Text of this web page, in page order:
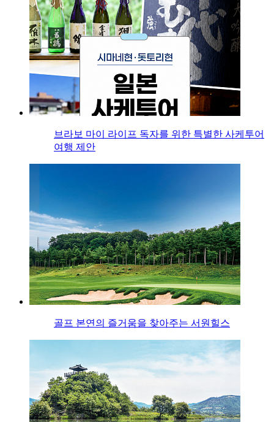
브라보 마이 라이프 독자를 위한 특별한 사케투어
여행 제안
골프 본연의 즐거움을 찾아주는 서원힐스